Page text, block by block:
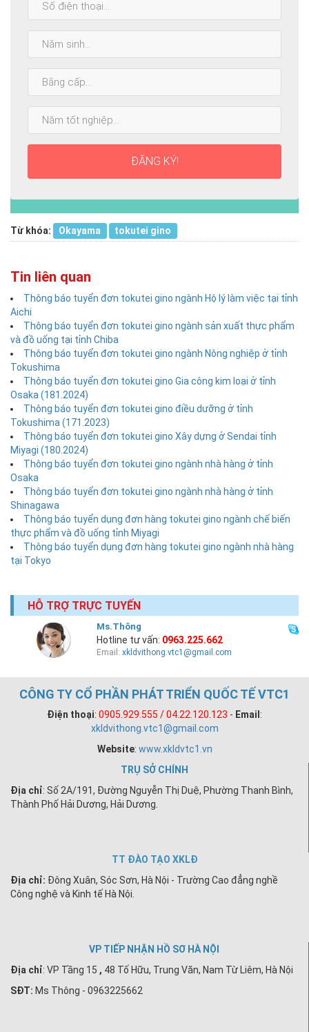
sinh:
cấp
nhất:
ĐĂNG KÝ!
Từ khóa: Okayama tokutei gino
Tin liên quan
Thông báo tuyển đơn tokutei gino ngành Hộ lý làm việc tại tỉnh
Aichi
Thông báo tuyển đơn tokutei gino ngành sản xuất thực phẩm
và đồ uống tại tỉnh Chiba
Thông báo tuyển đơn tokutei gino ngành Nông nghiệp ở tỉnh
Tokushima
Thông báo tuyển đơn tokutei gino Gia công kim loại ở tỉnh
Osaka (181.2024)
Thông báo tuyển đơn tokutei gino điều dưỡng ở tỉnh
Tokushima (171.2023)
Thông báo tuyển đơn tokutei gino Xây dựng ở Sendai tỉnh
Miyagi (180.2024)
Thông báo tuyển đơn tokutei gino ngành nhà hàng ở tỉnh
Osaka
Thông báo tuyển đơn tokutei gino ngành nhà hàng ở tỉnh
Shinagawa
Thông báo tuyển dụng đơn hàng tokutei gino ngành chế biến
thực phẩm và đồ uống tỉnh Miyagi
Thông báo tuyển dụng đơn hàng tokutei gino ngành nhà hàng
tại Tokyo
HỖ TRỢ TRỰC TUYẾN
Ms.Thông
Hotline tư vấn: 0963.225.662
Email:xkldvithong.vtc1@gmail.com
CÔNG TY CỔ PHẦN PHÁT TRIỂN QUỐC TẾ VTC1
Điện thoại: 0905.929.555 / 04.22.120.123 - Email :
xkldvithong.vtc1@gmail.com
Website: www.xkldvtc1.vn
TRỤ SỞ CHÍNH
Địa chỉ: Số 2A/191, Đường Nguyễn Thị Duệ, Phường Thanh Bình,
Thành Phố Hải Dương, Hải Dương.
TT ĐÀO TẠO XKLĐ
Địa chỉ: Đông Xuân, Sóc Sơn, Hà Nội - Trường Cao đẳng nghề
Công nghệ và Kinh tế Hà Nội.
VP TIẾP NHẬN HỒ SƠ HÀ NỘI
Địa chỉ: VP Tầng 15 , 48 Tố Hữu, Trung Văn, Nam Từ Liêm, Hà Nội
SĐT: Ms Thông - 0963225662